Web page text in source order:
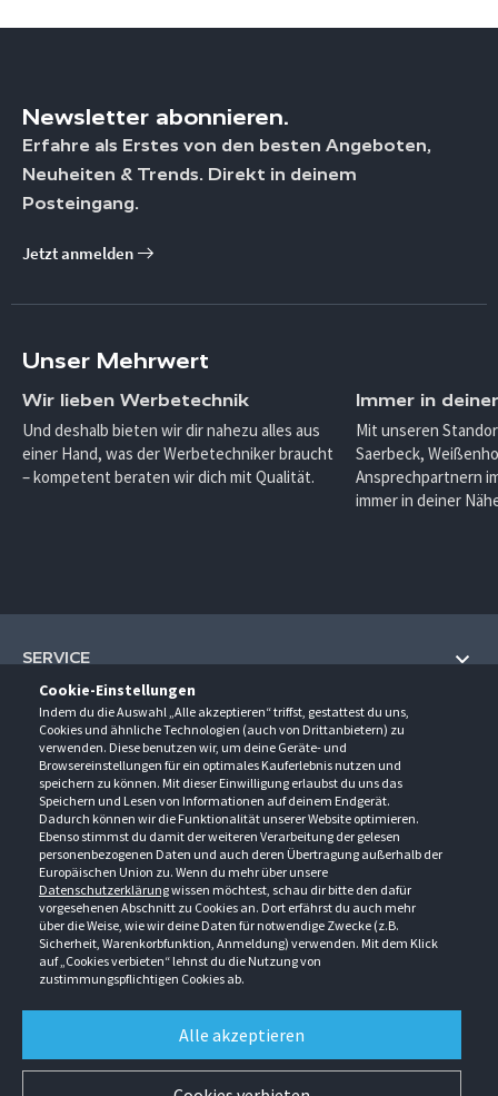
Cookie-Einstellungen
Indem du die Auswahl „Alle akzeptieren“ triffst, gestattest du uns,
Cookies und ähnliche Technologien (auch von Drittanbietern) zu
verwenden. Diese benutzen wir, um deine Geräte- und
Browsereinstellungen für ein optimales Kauferlebnis nutzen und
speichern zu können. Mit dieser Einwilligung erlaubst du uns das
Speichern und Lesen von Informationen auf deinem Endgerät.
Dadurch können wir die Funktionalität unserer Website optimieren.
Ebenso stimmst du damit der weiteren Verarbeitung der gelesen
personenbezogenen Daten und auch deren Übertragung außerhalb der
Europäischen Union zu. Wenn du mehr über unsere
Datenschutzerklärungwissen möchtest, schau dir bitte den dafür
vorgesehenen Abschnitt zu Cookies an. Dort erfährst du auch mehr
über die Weise, wie wir deine Daten für notwendige Zwecke (z.B.
Sicherheit, Warenkorbfunktion, Anmeldung) verwenden. Mit dem Klick
auf „Cookies verbieten“ lehnst du die Nutzung von
zustimmungspflichtigen Cookies ab.
Alle akzeptieren
Newsletter abonnieren.
Erfahre als Erstes von den besten Angeboten,
Neuheiten & Trends. Direkt in deinem
Posteingang.
Jetzt anmelden
Unser Mehrwert
Wir lieben Werbetechnik
Und deshalb bieten wir dir nahezu alles aus
einer Hand, was der Werbetechniker braucht
– kompetent beraten wir dich mit Qualität.
Immer in
Mit unseren
Saerbeck,
Ansprechpartnern
immer in deiner
SERVICE
Hilfe und Information
Fragen und Antworten (FAQ)
Kontakt
Newsletter
Events
Downloads
Kataloge
UNTERNEHMEN
Über uns
Anfahrt
Ansprechpartner
Außendienstbesuch
Jobs & Ausbildung
Retouren/Reklamationen
KONTAKT
Gröner-Schulze GmbH
Sarirstraße 5
12529 Schönefeld
Berlin-Schönefeld: +49 30 68 29 54-0
Saerbeck: +49 2574 88750-0
Weißenhorn: +49 731 3982-0
info@groener-schulze.com
ÖFFNUNGSZEITEN
Montag - Donnerstag
9:00 - 17:00
Freitag
9:00 - 15:00
FOLGE UNS
AGB Datenschutzbestimmungen Impressum
Alle Rechte vorbehalten. © Gröner-Schulze GmbH 2026 Verkauf nur an Unternehmer,